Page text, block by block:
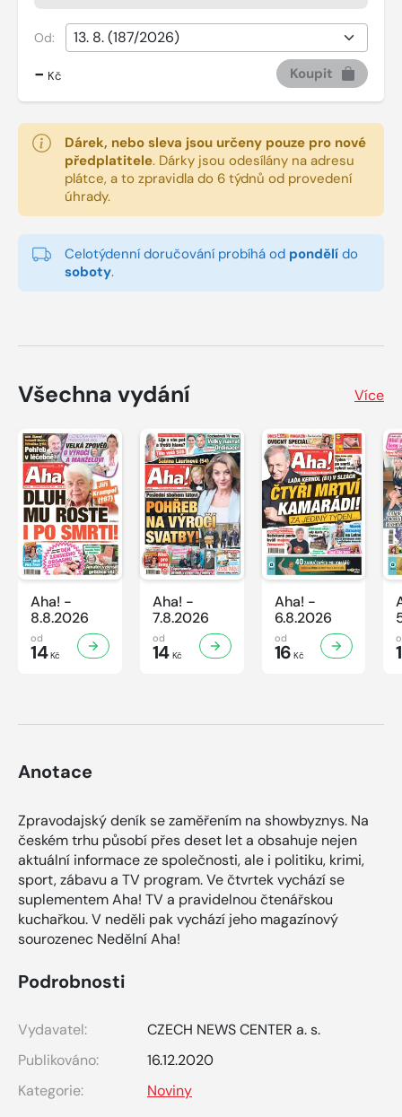
Od:
- Kč Koupit
Dárek, nebo sleva jsou určeny pouze pro nové
předplatitele. Dárky jsou odesílány na adresu
plátce, a to zpravidla do 6 týdnů od provedení
úhrady.
Celotýdenní doručování probíhá od pondělí do
soboty.
Všechna vydání Více
Aha! -
8.8.2026
od
14Kč
Aha! -
7.8.2026
od
14Kč
Aha! -
6.8.2026
od
16 Kč
Anotace
Zpravodajský deník se zaměřením na showbyznys. Na
českém trhu působí přes deset let a obsahuje nejen
aktuální informace ze společnosti, ale i politiku, krimi,
sport, zábavu a TV program. Ve čtvrtek vychází se
suplementem Aha! TV a pravidelnou čtenářskou
kuchařkou. V neděli pak vychází jeho magazínový
sourozenec Nedělní Aha!
Podrobnosti
Vydavatel:
CZECH NEWS CENTER a. s.
Publikováno:
16.12.2020
Kategorie:
Noviny